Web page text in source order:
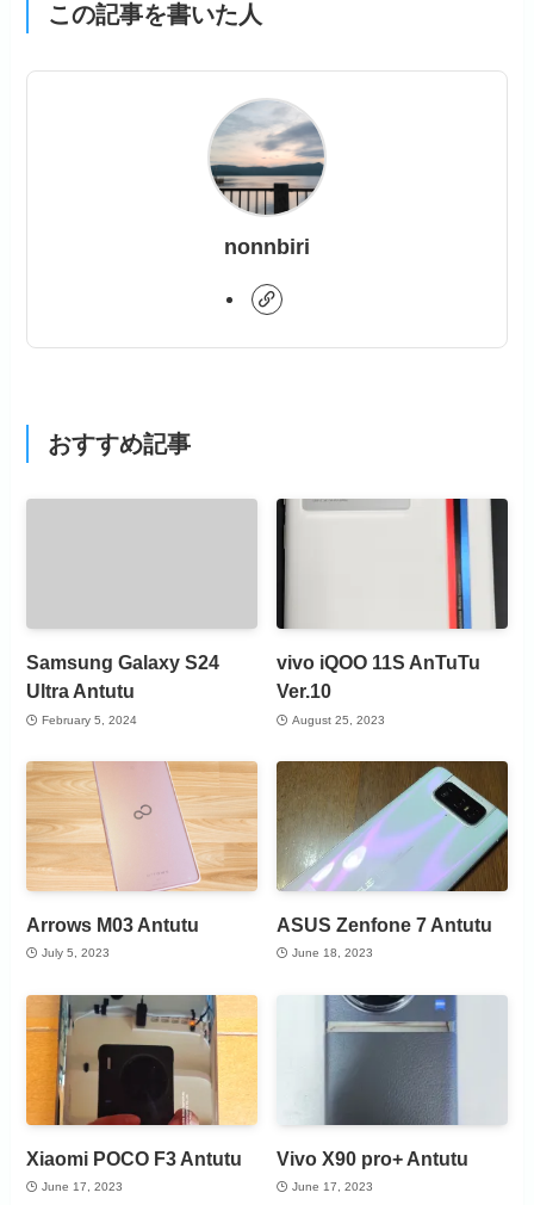
この記事を書いた人
nonnbiri
おすすめ記事
Samsung Galaxy S24
Ultra Antutu
February 5, 2024
vivo iQOO 11S AnTuTu
Ver.10
August 25, 2023
Arrows M03 Antutu
July 5, 2023
ASUS Zenfone 7 Antutu
June 18, 2023
Xiaomi POCO F3 Antutu
June 17, 2023
Vivo X90 pro+ Antutu
June 17, 2023